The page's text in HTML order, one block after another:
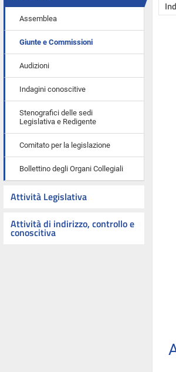
Assemblea
Giunte e Commissioni
Audizioni
Indagini conoscitive
Stenografici delle sedi
Legislativa e Redigente
Comitato per la legislazione
Bollettino degli Organi Collegiali
Attività Legislativa
Attività di indirizzo, controllo e
conoscitiva